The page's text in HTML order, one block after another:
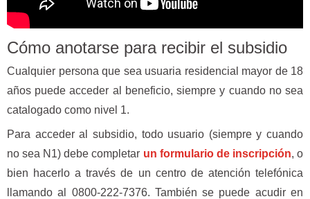
Cómo anotarse para recibir el subsidio
Cualquier persona que sea usuaria residencial mayor de 18
años puede acceder al beneficio, siempre y cuando no sea
catalogado como nivel 1.
Para acceder al subsidio, todo usuario (siempre y cuando
no sea N1) debe completar un formulario de inscripción, o
bien hacerlo a través de un centro de atención telefónica
llamando al 0800-222-7376. También se puede acudir en